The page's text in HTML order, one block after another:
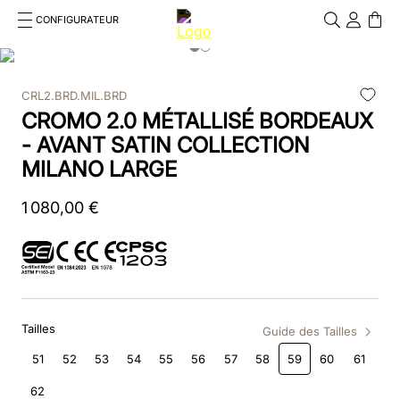
CONFIGURATEUR
Cosa stai cercando?
.bombe
2.casque
3.casque visiere polo
4.chromo
6.smart polish
CRL2.BRD.MIL.BRD
CROMO 2.0 MÉTALLISÉ BORDEAUX
- AVANT SATIN COLLECTION
MILANO LARGE
1 080,00 €
Tailles
Guide des Tailles
51
52 53 54 55 56 57 58 59 60 61
62